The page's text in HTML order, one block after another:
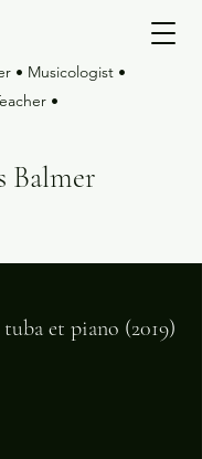
• Musicologist •
•
Balmer
et piano (2019)